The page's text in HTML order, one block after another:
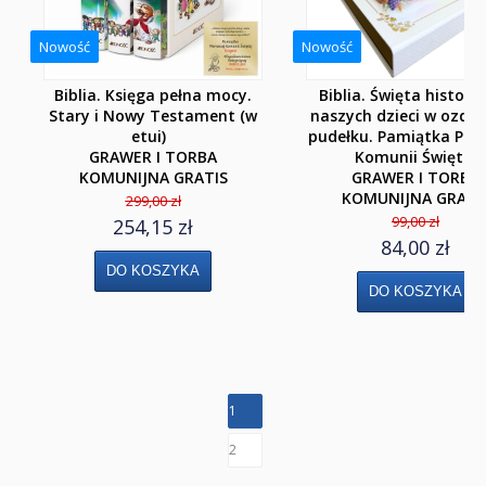
Klasa 8
Liceum i Technikum
Klasa 1 liceum i technikum
Klasa 2 liceum i technikum
Klasa 3 liceum
Klasa 3/4 technikum
Nowość
Biblia. Księga pełna mocy.
Stary i Nowy Testament (w
etui)
GRAWER I TORBA
KOMUNIJNA GRATIS
299,00 zł
254,15 zł
Nowość
Biblia. Święta
naszych dzieci w
pudełku. Pamiątka
Komunii Świętej
GRAWER I TORBA
KOMUNIJNA
99,00 zł
84,00 zł
1
2